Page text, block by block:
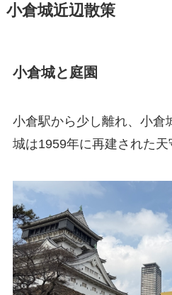
小倉城近辺散策
小倉城と庭園
小倉駅から少し離れ、小倉
城は1959年に再建された天